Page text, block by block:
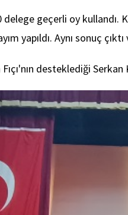
geçerli oy kullandı.
yapıldı. Aynı sonuç
desteklediği Serkan